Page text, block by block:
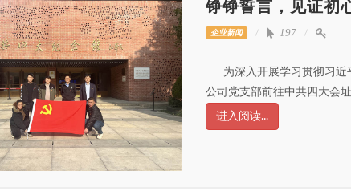
铮铮誓言，见证初
企业新闻 197
为深入开展学习贯彻习近
公司党支部前往中共四大会
进入阅读...